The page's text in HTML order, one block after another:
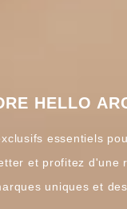
HELLO
essentiels
et profitez d'une
uniques et